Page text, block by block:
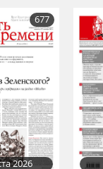
677
2026